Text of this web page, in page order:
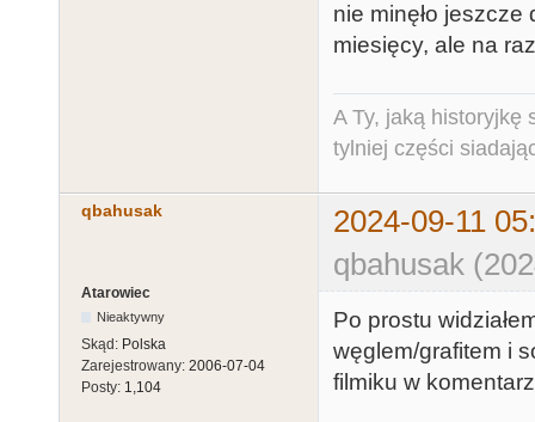
nie minęło
miesięcy, ale na
A Ty, jaką historyjkę
tylniej części
qbahusak
2024-09-11
qbahusak
Atarowiec
Nieaktywny
Skąd: Polska
Zarejestrowany: 2006-07-04
Posty: 1,104
Po prostu
węglem/grafitem i
filmiku w